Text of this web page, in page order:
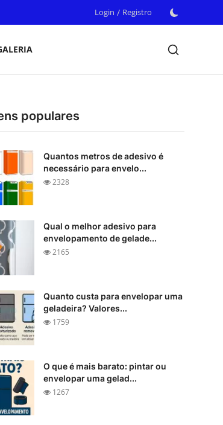
Login / Registro
populares
Quantos metros de adesivo é
necessário para envelo...
2328
Qual o melhor adesivo para
envelopamento de gelade...
2165
Quanto custa para envelopar uma
geladeira? Valores...
1759
O que é mais barato: pintar ou
envelopar uma gelad...
1267